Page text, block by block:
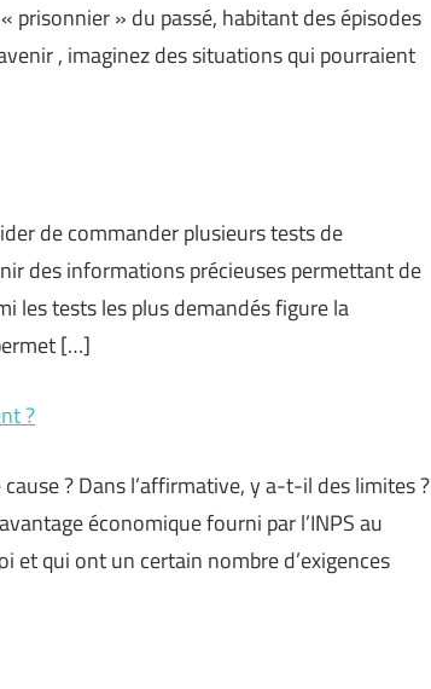
prisonnier » du passé, habitant des épisodes
, imaginez des situations qui pourraient
de commander plusieurs tests de
des informations précieuses permettant de
les tests les plus demandés figure la
[…]
?
? Dans l’affirmative, y a-t-il des limites ?
économique fourni par l’INPS au
qui ont un certain nombre d’exigences